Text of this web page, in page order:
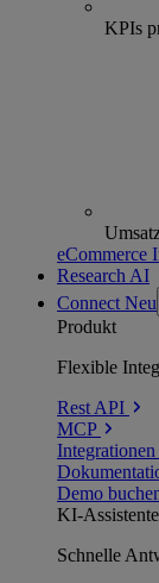
KPIs
eCommerce
Research AI
Connect Neu
Produkt
Flexible
Rest API
MCP
Integrationen
Demo
KI-
Schnelle